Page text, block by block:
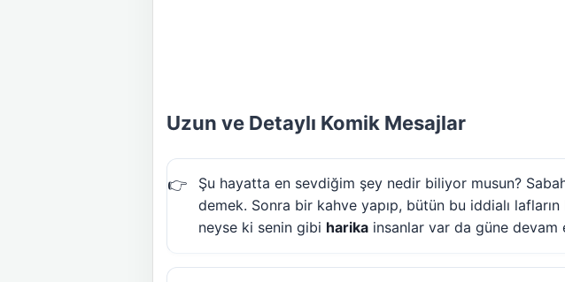
Uzun ve Detaylı Komik Mesajlar
Şu hayatta en sevdiğim şey nedir biliyor musun?
demek. Sonra bir kahve yapıp, bütün bu iddialı
neyse ki senin gibi harika insanlar var da güne devam